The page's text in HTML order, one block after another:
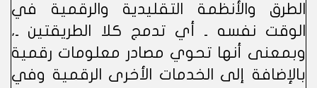
الطرق والأنظمة التقليدية والرقمية في
الوقت نفسه ـ أي تدمج كلا الطريقتين ـ،
وبمعنى أنها تحوي مصادر معلومات رقمية
بالإضافة إلى الخدمات الأخرى الرقمية وفي